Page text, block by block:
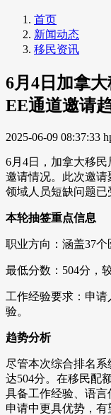
首页
新闻动态
移民资讯
6月4日加拿
EE通道邀请
2025-06-09 08:37:33
6月4日，加拿大移
邀请情况。此次邀
领域人员短缺问题已
本轮抽签重点信息
职业方向：涵盖37个
最低分数：504分，
工作经验要求：申
验。
趋势分析
尽管本次综合排名系
达504分。在移民配
具备工作经验、语
申请中更具优势，有